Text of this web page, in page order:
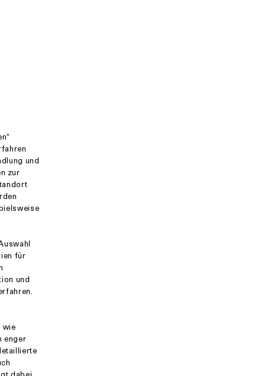
und
zur
für
und
wie
enger